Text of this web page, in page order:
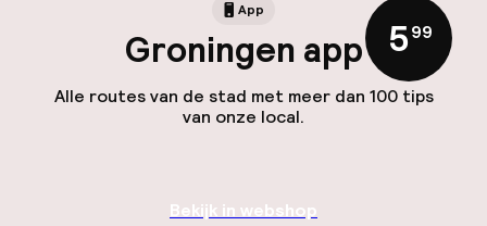
App
Groningen app
Alle routes van de stad met meer dan 100 tips
van onze local.
5,99
Bekijk in webshop